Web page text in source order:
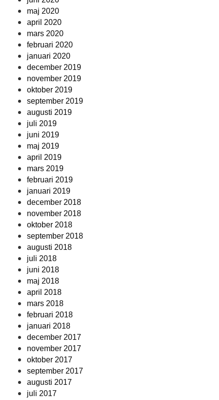
maj 2020
april 2020
mars 2020
februari 2020
januari 2020
december 2019
november 2019
oktober 2019
september 2019
augusti 2019
juli 2019
juni 2019
maj 2019
april 2019
mars 2019
februari 2019
januari 2019
december 2018
november 2018
oktober 2018
september 2018
augusti 2018
juli 2018
juni 2018
maj 2018
april 2018
mars 2018
februari 2018
januari 2018
december 2017
november 2017
oktober 2017
september 2017
augusti 2017
juli 2017